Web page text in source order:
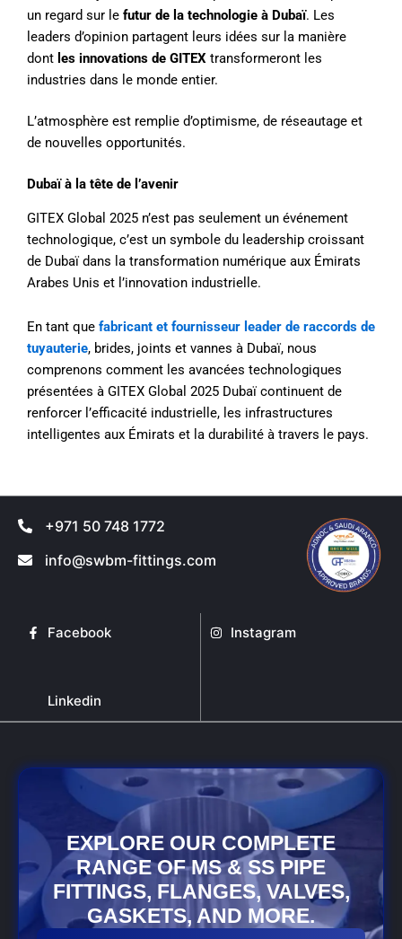
un regard sur le futur de la technologie à Dubaï. Les
leaders d’opinion partagent leurs idées sur la manière
dont les innovations de GITEX transformeront les
industries dans le monde entier.
L’atmosphère est remplie d’optimisme, de réseautage et
de nouvelles opportunités.
Dubaï à la tête de l’avenir
GITEX Global 2025 n’est pas seulement un événement
technologique, c’est un symbole du leadership croissant
de Dubaï dans la transformation numérique aux Émirats
Arabes Unis et l’innovation industrielle.
En tant que fabricant et fournisseur leader de raccords de
tuyauterie, brides, joints et vannes à Dubaï, nous
comprenons comment les avancées technologiques
présentées à GITEX Global 2025 Dubaï continuent de
renforcer l’efficacité industrielle, les infrastructures
intelligentes aux Émirats et la durabilité à travers le pays.
+971 50 748 1772
info@swbm-fittings.com
Facebook Instagram
Linkedin
EXPLORE OUR COMPLETE
RANGE OF MS & SS PIPE
FITTINGS, FLANGES, VALVES,
GASKETS, AND MORE.